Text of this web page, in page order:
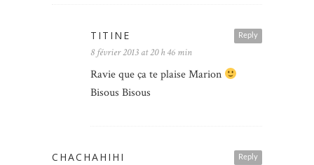
Reply
TITINE
8 février 2013 at 20 h 46 min
Ravie que ça te plaise Marion
Bisous Bisous
Reply
CHACHAHIHI